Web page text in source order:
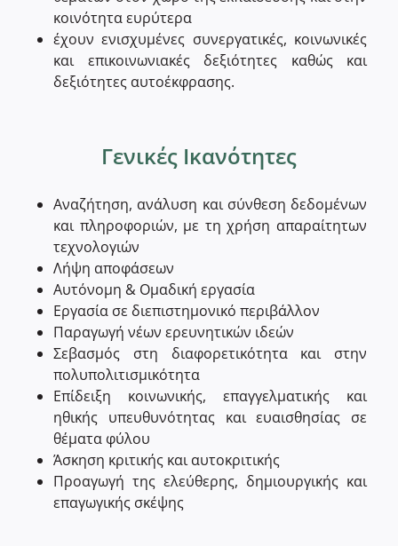
κοινότητα ευρύτερα
έχουν ενισχυμένες συνεργατικές, κοινωνικές
και επικοινωνιακές δεξιότητες καθώς και
δεξιότητες αυτοέκφρασης.
Γενικές Ικανότητες
Αναζήτηση, ανάλυση και σύνθεση δεδομένων
και πληροφοριών, με τη χρήση απαραίτητων
τεχνολογιών
Λήψη αποφάσεων
Αυτόνομη & Ομαδική εργασία
Εργασία σε διεπιστημονικό περιβάλλον
Παραγωγή νέων ερευνητικών ιδεών
Σεβασμός στη διαφορετικότητα και στην
πολυπολιτισμικότητα
Επίδειξη κοινωνικής, επαγγελματικής και
ηθικής υπευθυνότητας και ευαισθησίας σε
θέματα φύλου
Άσκηση κριτικής και αυτοκριτικής
Προαγωγή της ελεύθερης, δημιουργικής και
επαγωγικής σκέψης